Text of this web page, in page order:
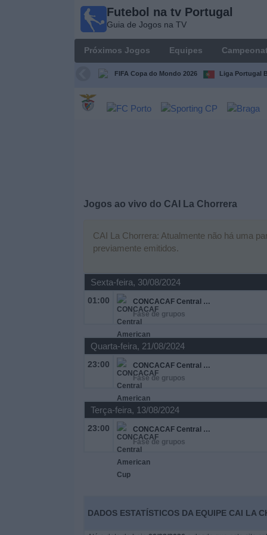
Futebol na tv Portugal
Guia de Jogos na TV
Próximos Jogos Equipes
FIFA Copa do Mondo 2026 Liga Portugal
Jogos ao vivo do CAI La Chorrera
CAI La Chorrera: Atualmente não há uma
previamente emitidos.
Sexta-feira, 30/08/2024
01:00
CONCACAF Central American Cup
Fase de grupos
Quarta-feira, 21/08/2024
23:00
CONCACAF Central American Cup
Fase de grupos
Terça-feira, 13/08/2024
23:00
CONCACAF Central American Cup
Fase de grupos
DADOS ESTATÍSTICOS DA EQUIPE CAI LA
Portugal
Jogos na TV